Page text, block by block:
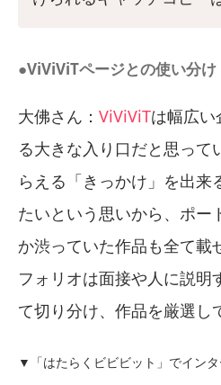
●ViViViTページとの使い分け
大佛さん： ViViViTは幅広い
る大きな入り口だと思って
らえる「きっかけ」を出来
たいという思いから、ポー
か渋っていた作品も全て載
フォリオは面接や人に説明
て切り分け、作品を厳選し
▼「はたらくビビビット」でイン